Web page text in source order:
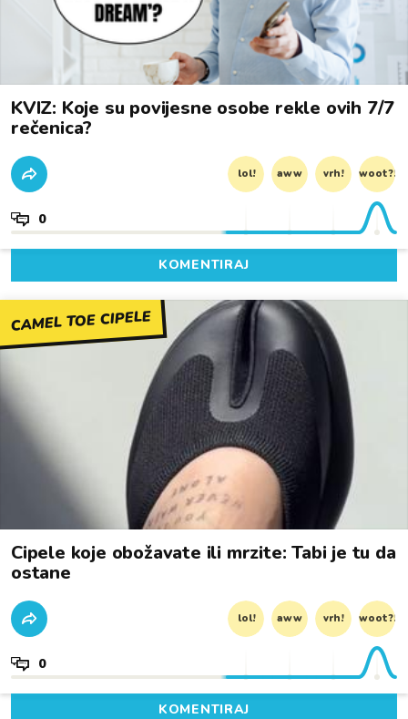
KVIZ: Koje su povijesne osobe rekle ovih 7/7
rečenica?
lol! aww vrh! woot?!
0
KOMENTIRAJ
CAMEL TOE CIPELE
Cipele koje obožavate ili mrzite: Tabi je tu da
ostane
lol! aww vrh! woot?!
0
KOMENTIRAJ